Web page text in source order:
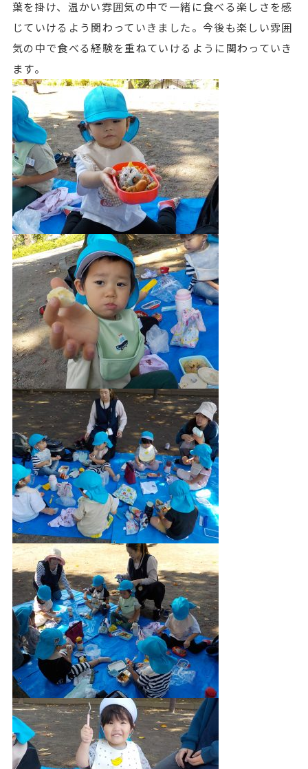
葉を掛け、温かい雰囲気の中で一緒に食べる楽しさを感
じていけるよう関わっていきました。今後も楽しい雰囲
気の中で食べる経験を重ねていけるように関わっていき
ます。